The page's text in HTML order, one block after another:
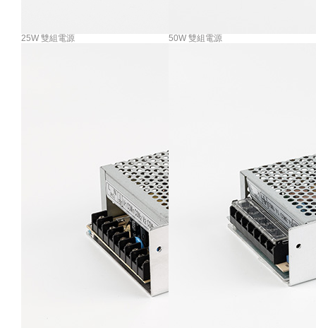
25W 雙組電源 50W 雙組電源